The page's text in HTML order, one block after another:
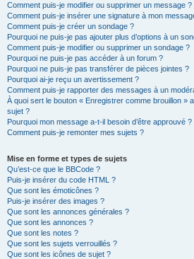
Comment puis-je modifier ou supprimer un message ?
Comment puis-je insérer une signature à mon
Comment puis-je créer un sondage ?
Pourquoi ne puis-je pas ajouter plus d’options à un
Comment puis-je modifier ou supprimer un sondage ?
Pourquoi ne puis-je pas accéder à un forum ?
Pourquoi ne puis-je pas transférer de pièces jointes ?
Pourquoi ai-je reçu un avertissement ?
Comment puis-je rapporter des messages à un
À quoi sert le bouton « Enregistrer comme brouillon »
sujet ?
Pourquoi mon message a-t-il besoin d’être approuvé ?
Comment puis-je remonter mes sujets ?
Mise en forme et types de sujets
Qu’est-ce que le BBCode ?
Puis-je insérer du code HTML ?
Que sont les émoticônes ?
Puis-je insérer des images ?
Que sont les annonces générales ?
Que sont les annonces ?
Que sont les notes ?
Que sont les sujets verrouillés ?
Que sont les icônes de sujet ?